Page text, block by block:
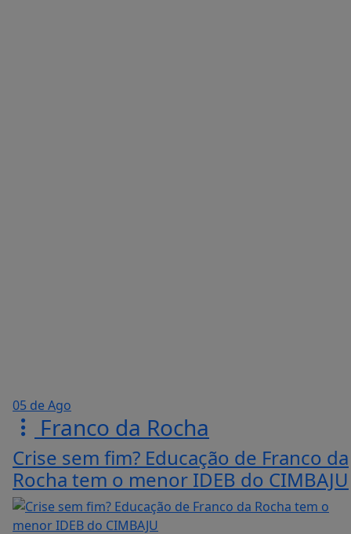
05 de Ago
Franco da Rocha
Crise sem fim? Educação de Franco da
Rocha tem o menor IDEB do CIMBAJU